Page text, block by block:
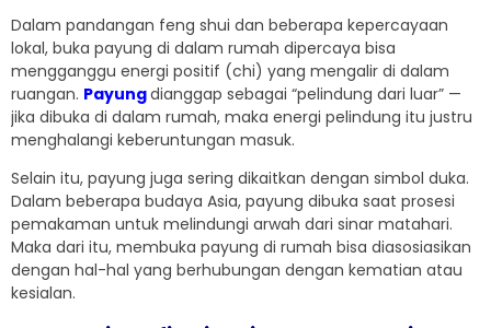
Dalam pandangan feng shui dan beberapa kepercayaan
lokal, buka payung di dalam rumah dipercaya bisa
mengganggu energi positif (chi) yang mengalir di dalam
ruangan. Payungdianggap sebagai “pelindung dari luar” —
jika dibuka di dalam rumah, maka energi pelindung itu justru
menghalangi keberuntungan masuk.
Selain itu, payung juga sering dikaitkan dengan simbol duka.
Dalam beberapa budaya Asia, payung dibuka saat prosesi
pemakaman untuk melindungi arwah dari sinar matahari.
Maka dari itu, membuka payung di rumah bisa diasosiasikan
dengan hal-hal yang berhubungan dengan kematian atau
kesialan.